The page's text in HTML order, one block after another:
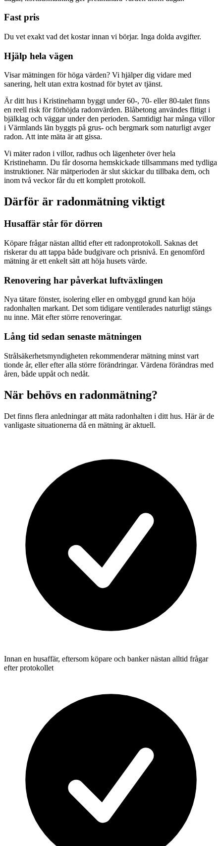
Fast pris
Du vet exakt vad det kostar innan vi börjar. Inga dolda avgifter.
Hjälp hela vägen
Visar mätningen för höga värden? Vi hjälper dig vidare med
sanering, helt utan extra kostnad för bytet av tjänst.
Är ditt hus i Kristinehamn byggt under 60-, 70- eller 80-talet finns
en reell risk för förhöjda radonvärden. Blåbetong användes flitigt i
bjälklag och väggar under den perioden. Samtidigt har många villor
i Värmlands län byggts på grus- och bergmark som naturligt avger
radon. Att inte mäta är att gissa.
Vi mäter radon i villor, radhus och lägenheter över hela
Kristinehamn. Du får dosorna hemskickade tillsammans med tydliga
instruktioner. När mätperioden är slut skickar du tillbaka dem, och
inom två veckor får du ett komplett protokoll.
Därför är radonmätning viktigt
Husaffär står för dörren
Köpare frågar nästan alltid efter ett radonprotokoll. Saknas det
riskerar du att tappa både budgivare och prisnivå. En genomförd
mätning är ett enkelt sätt att höja husets värde.
Renovering har påverkat luftväxlingen
Nya tätare fönster, isolering eller en ombyggd grund kan höja
radonhalten markant. Det som tidigare ventilerades naturligt stängs
nu inne. Mät efter större renoveringar.
Lång tid sedan senaste mätningen
Strålsäkerhetsmyndigheten rekommenderar mätning minst vart
tionde år, eller efter alla större förändringar. Värdena förändras med
åren, både uppåt och nedåt.
När behövs en radonmätning?
Det finns flera anledningar att mäta radonhalten i ditt hus. Här är de
vanligaste situationerna då en mätning är aktuell.
Innan en husaffär, eftersom köpare och banker nästan alltid frågar
efter protokollet